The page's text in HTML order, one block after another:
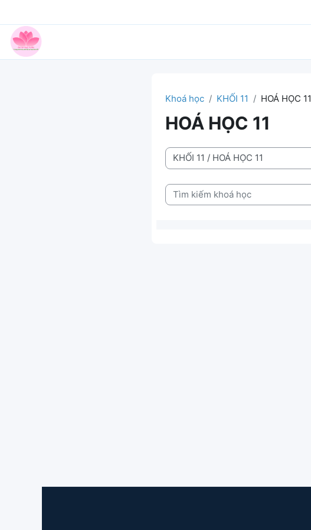
Khoá học KHỐI 11 HOÁ HỌC 11
HOÁ HỌC 11
Danh mục khoá học
Tìm kiếm khoá học